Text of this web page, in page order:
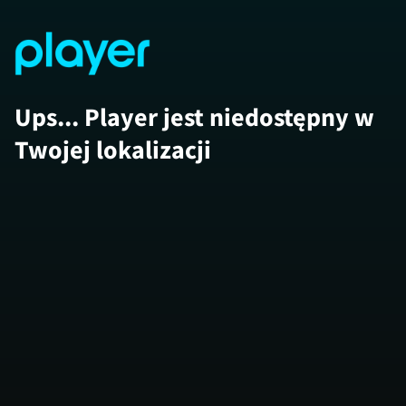
Ups... Player jest niedostępny w
Twojej lokalizacji